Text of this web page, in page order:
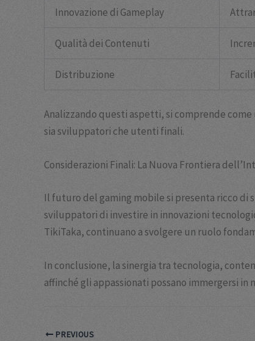
Innovazione di Gameplay
Qualità dei Contenuti
Distribuzione
Analizzando questi aspetti, si comprende
sia sviluppatori che utenti finali.
Considerazioni Finali: La Nuova Frontiera
Il futuro del gaming mobile si presenta ricco di
sviluppatori di investire in innovazioni
TikiTaka, continuano a svolgere un ruolo
In conclusione, la sinergia tra tecnologia,
affinché gli appassionati possano immergersi
PREVIOUS